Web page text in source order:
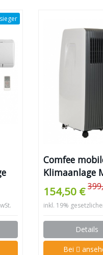
Comfee
Klimaanlage
07CRN1-ERP
154,50 €
inkl. 19%
Details
Bei